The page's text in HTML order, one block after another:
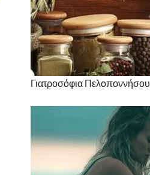
Γιατροσόφια Πελοποννήσου